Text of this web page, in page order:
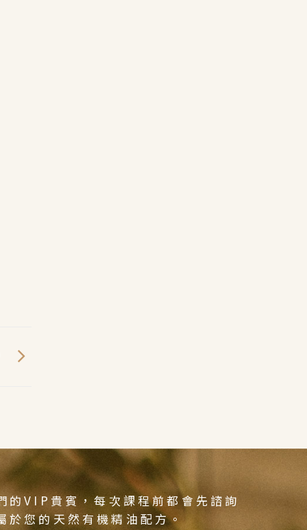
的VIP貴賓，每次課程前都會先諮詢
於您的天然有機精油配方。